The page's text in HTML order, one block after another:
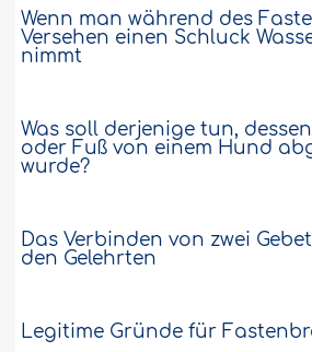
Wenn man während des
Versehen einen Schluck
nimmt
Was soll derjenige tun,
oder Fuß von einem Hund
wurde?
Das Verbinden von zwei
den Gelehrten
Legitime Gründe für